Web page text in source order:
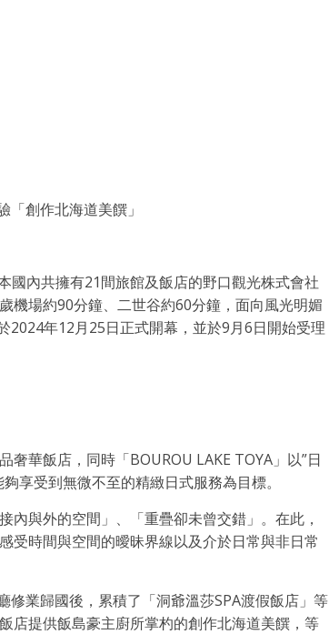
創作北海道美饌」
內共擁有21間旅館及飯店的野口觀光株式會社
機場約90分鐘、二世谷約60分鐘，面向風光明媚
2024年12月25日正式開幕，並於9月6日開始受理
奢華飯店，同時「BOUROU LAKE TOYA」以”日
享受到無微不至的精緻日式服務為目標。
與外的空間」、「重疊卻未曾交錯」。在此，
受時間與空間的曖昧界線以及介於日常與非日常
修業歸國後，累積了「洞爺溫莎SPA渡假飯店」等
店提供飯島豪主廚所掌杓的創作北海道美饌，等